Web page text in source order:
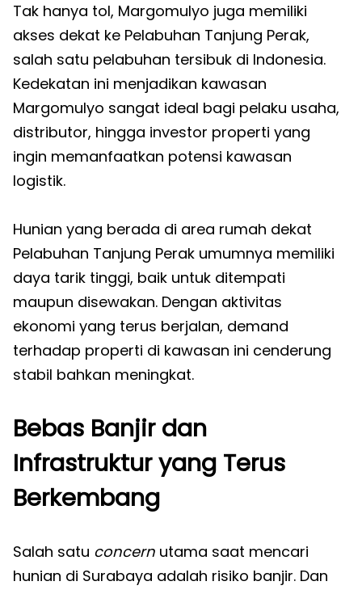
Tak hanya tol, Margomulyo juga memiliki
akses dekat ke Pelabuhan Tanjung Perak,
salah satu pelabuhan tersibuk di Indonesia.
Kedekatan ini menjadikan kawasan
Margomulyo sangat ideal bagi pelaku usaha,
distributor, hingga investor properti yang
ingin memanfaatkan potensi kawasan
logistik.
Hunian yang berada di area rumah dekat
Pelabuhan Tanjung Perak umumnya memiliki
daya tarik tinggi, baik untuk ditempati
maupun disewakan. Dengan aktivitas
ekonomi yang terus berjalan, demand
terhadap properti di kawasan ini cenderung
stabil bahkan meningkat.
Bebas Banjir dan
Infrastruktur yang Terus
Berkembang
Salah satu concern utama saat mencari
hunian di Surabaya adalah risiko banjir. Dan